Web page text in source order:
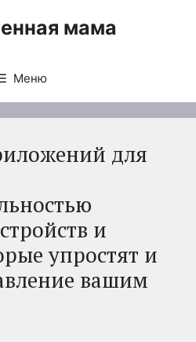
мама
Меню
для
и
упростят и
вашим